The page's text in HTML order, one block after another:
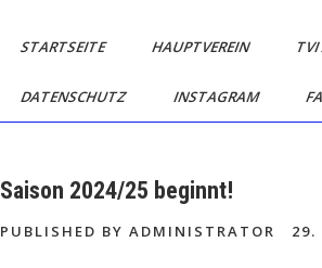
TV
Handball
Dorf.
Mein
STARTSEITE HAUPTVEREIN
DATENSCHUTZ INSTAGRAM
Saison 2024/25 beginnt!
PUBLISHED BY ADMINISTRATOR 29.